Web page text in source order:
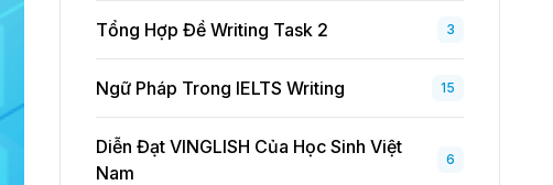
Tổng Hợp Đề Writing Task 2 3
Ngữ Pháp Trong IELTS Writing 15
Diễn Đạt VINGLISH Của Học Sinh Việt
Nam
6